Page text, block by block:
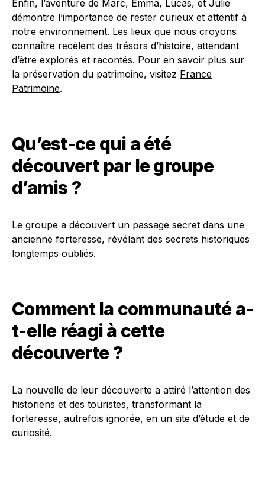
Enfin, l’aventure de Marc, Emma, Lucas, et Julie
démontre l’importance de rester curieux et attentif à
notre environnement. Les lieux que nous croyons
connaître recèlent des trésors d’histoire, attendant
d’être explorés et racontés. Pour en savoir plus sur
la préservation du patrimoine, visitez France
Patrimoine.
Qu’est-ce qui a été
découvert par le groupe
d’amis ?
Le groupe a découvert un passage secret dans une
ancienne forteresse, révélant des secrets historiques
longtemps oubliés.
Comment la communauté a-
t-elle réagi à cette
découverte ?
La nouvelle de leur découverte a attiré l’attention des
historiens et des touristes, transformant la
forteresse, autrefois ignorée, en un site d’étude et de
curiosité.